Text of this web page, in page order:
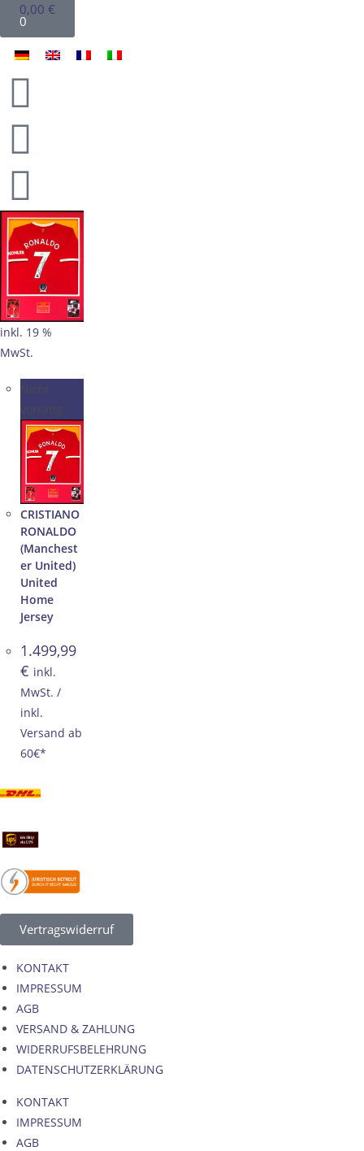
0,00 €
0
inkl. 19 %
MwSt.
Nicht
vorrätig
CRISTIANO
RONALDO
(Manchest
er United)
United
Home
Jersey
1.499,99
€ inkl.
MwSt. /
inkl.
Versand ab
60€*
Vertragswiderruf
KONTAKT
IMPRESSUM
AGB
VERSAND & ZAHLUNG
WIDERRUFSBELEHRUNG
DATENSCHUTZERKLÄRUNG
KONTAKT
IMPRESSUM
AGB